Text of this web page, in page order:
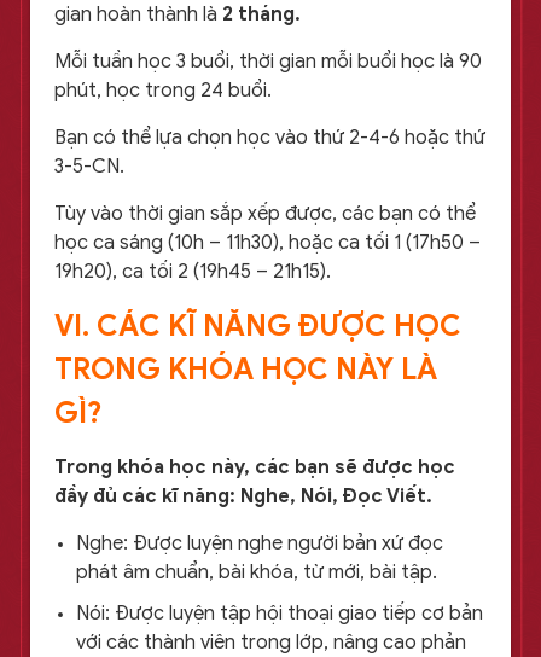
gian hoàn thành là 2 tháng.
Mỗi tuần học 3 buổi, thời gian mỗi buổi học là 90
phút, học trong 24 buổi.
Bạn có thể lựa chọn học vào thứ 2-4-6 hoặc thứ
3-5-CN.
Tùy vào thời gian sắp xếp được, các bạn có thể
học ca sáng (10h – 11h30), hoặc ca tối 1 (17h50 –
19h20), ca tối 2 (19h45 – 21h15).
VI. CÁC KĨ NĂNG ĐƯỢC HỌC
TRONG KHÓA HỌC NÀY LÀ
GÌ?
Trong khóa học này, các bạn sẽ được học
đầy đủ các kĩ năng: Nghe, Nói, Đọc Viết.
Nghe: Được luyện nghe người bản xứ đọc
phát âm chuẩn, bài khóa, từ mới, bài tập.
Nói: Được luyện tập hội thoại giao tiếp cơ bản
với các thành viên trong lớp, nâng cao phản